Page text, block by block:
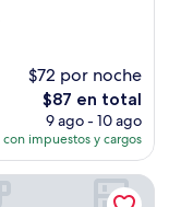
$72 por noche
El
precio
actual
es
de
$87 en total
9 ago - 10 ago
con impuestos y cargos